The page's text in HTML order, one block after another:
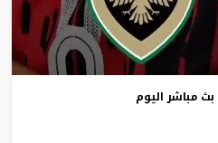
بث مباشر اليوم